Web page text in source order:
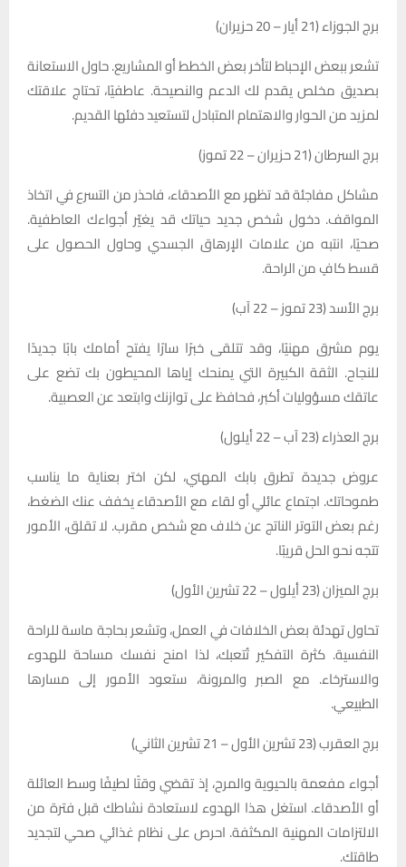
برج الجوزاء (21 أيار – 20 حزيران)
تشعر ببعض الإحباط لتأخر بعض الخطط أو المشاريع. حاول الاستعانة
بصديق مخلص يقدم لك الدعم والنصيحة. عاطفيًا، تحتاج علاقتك
لمزيد من الحوار والاهتمام المتبادل لتستعيد دفئها القديم.
برج السرطان (21 حزيران – 22 تموز)
مشاكل مفاجئة قد تظهر مع الأصدقاء، فاحذر من التسرع في اتخاذ
المواقف. دخول شخص جديد حياتك قد يغيّر أجواءك العاطفية.
صحيًا، انتبه من علامات الإرهاق الجسدي وحاول الحصول على
قسط كافٍ من الراحة.
برج الأسد (23 تموز – 22 آب)
يوم مشرق مهنيًا، وقد تتلقى خبرًا سارًا يفتح أمامك بابًا جديدًا
للنجاح. الثقة الكبيرة التي يمنحك إياها المحيطون بك تضع على
عاتقك مسؤوليات أكبر، فحافظ على توازنك وابتعد عن العصبية.
برج العذراء (23 آب – 22 أيلول)
عروض جديدة تطرق بابك المهني، لكن اختر بعناية ما يناسب
طموحاتك. اجتماع عائلي أو لقاء مع الأصدقاء يخفف عنك الضغط،
رغم بعض التوتر الناتج عن خلاف مع شخص مقرب. لا تقلق، الأمور
تتجه نحو الحل قريبًا.
برج الميزان (23 أيلول – 22 تشرين الأول)
تحاول تهدئة بعض الخلافات في العمل، وتشعر بحاجة ماسة للراحة
النفسية. كثرة التفكير تُتعبك، لذا امنح نفسك مساحة للهدوء
والاسترخاء. مع الصبر والمرونة، ستعود الأمور إلى مسارها
الطبيعي.
برج العقرب (23 تشرين الأول – 21 تشرين الثاني)
أجواء مفعمة بالحيوية والمرح، إذ تقضي وقتًا لطيفًا وسط العائلة
أو الأصدقاء. استغل هذا الهدوء لاستعادة نشاطك قبل فترة من
الالتزامات المهنية المكثفة. احرص على نظام غذائي صحي لتجديد
طاقتك.